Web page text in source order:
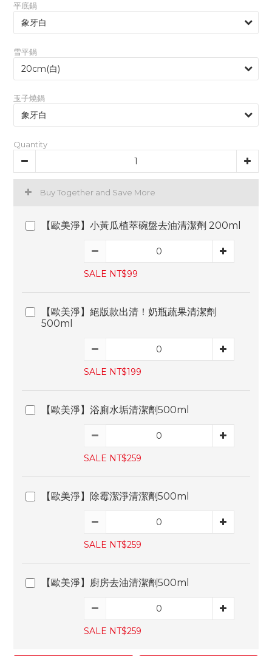
平底鍋
雪平鍋
玉子燒鍋
Quantity
Buy Together and Save More
【歐美淨】小黃瓜植萃碗盤去油清潔劑 200ml
SALE NT$99
【歐美淨】絕版款出清！奶瓶蔬果清潔劑
500ml
SALE NT$199
【歐美淨】浴廁水垢清潔劑500ml
SALE NT$259
【歐美淨】除霉潔淨清潔劑500ml
SALE NT$259
【歐美淨】廚房去油清潔劑500ml
SALE NT$259